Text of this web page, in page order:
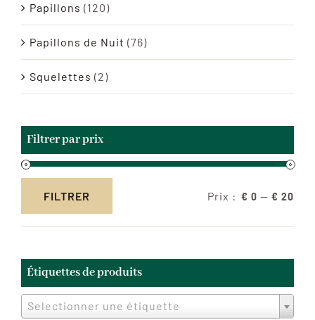
Papillons (120)
Papillons de Nuit (76)
Squelettes (2)
Filtrer par prix
min
max
FILTRER Prix : € 0 — € 20
Étiquettes de produits
Selectionner une étiquette